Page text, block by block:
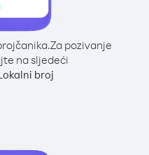
Za pozivanje
na sljedeći
broj